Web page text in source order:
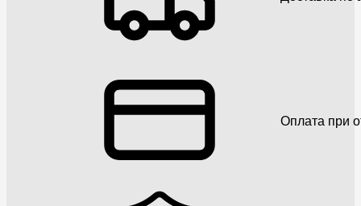
Оплата при